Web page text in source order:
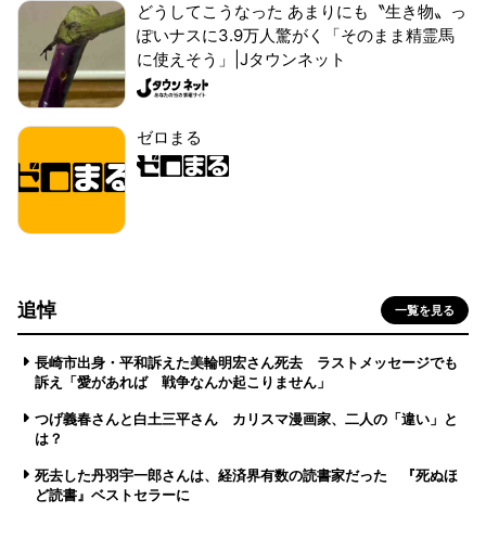
どうしてこうなった あまりにも〝生き物〟っ
ぽいナスに3.9万人驚がく「そのまま精霊馬
に使えそう」|Jタウンネット
ゼロまる
追悼 一覧を見る
長崎市出身・平和訴えた美輪明宏さん死去 ラストメッセージでも
訴え「愛があれば 戦争なんか起こりません」
つげ義春さんと白土三平さん カリスマ漫画家、二人の「違い」と
は？
死去した丹羽宇一郎さんは、経済界有数の読書家だった 『死ぬほ
ど読書』ベストセラーに